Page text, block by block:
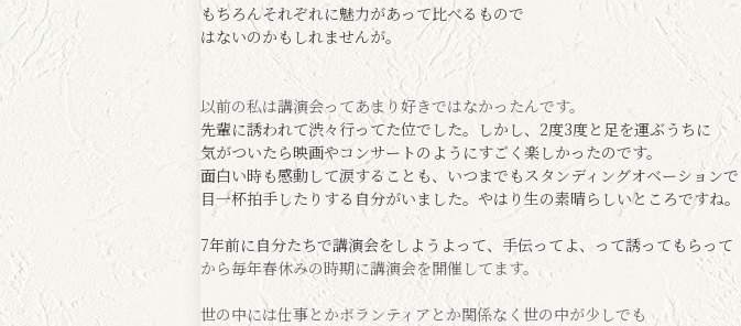
もちろんそれぞれに魅力があって比べるもので
はないのかもしれませんが。
以前の私は講演会ってあまり好きではなかったんです。
先輩に誘われて渋々行ってた位でした。しかし、2度3度と足を運ぶうちに
気がついたら映画やコンサートのようにすごく楽しかったのです。
面白い時も感動して涙することも、いつまでもスタンディングオベーションで
目一杯拍手したりする自分がいました。やはり生の素晴らしいところですね。
7年前に自分たちで講演会をしようよって、手伝ってよ、って誘ってもらって
から毎年春休みの時期に講演会を開催してます。
世の中には仕事とかボランティアとか関係なく世の中が少しでも